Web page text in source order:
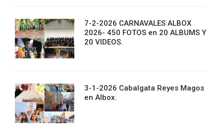
7-2-2026 CARNAVALES ALBOX
2026- 450 FOTOS en 20 ALBUMS Y
20 VIDEOS.
3-1-2026 Cabalgata Reyes Magos
en Albox.